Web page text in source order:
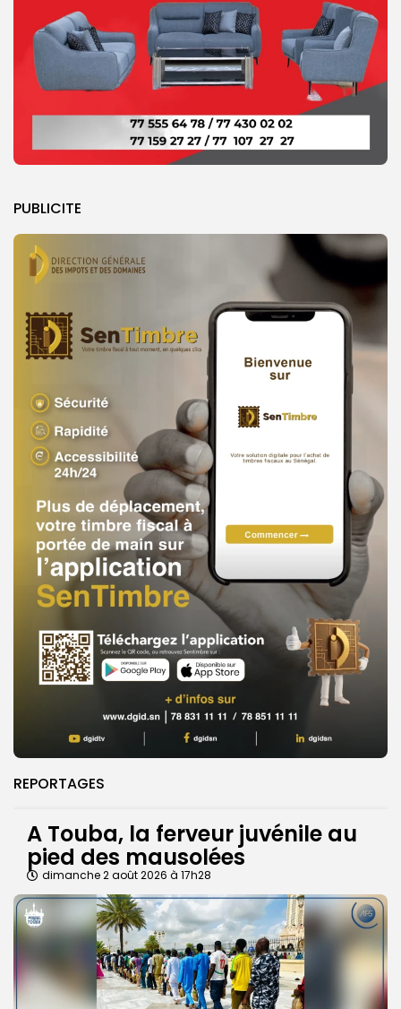
PUBLICITE
REPORTAGES
A Touba, la ferveur juvénile au
pied des mausolées
dimanche 2 août 2026 à 17h28